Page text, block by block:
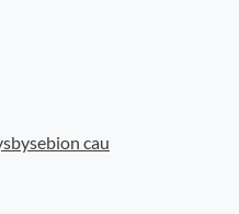
cau